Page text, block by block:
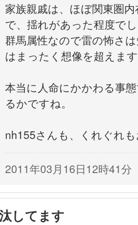
家族親戚は、ほぼ関東圏
で、揺れがあった程度で
群馬属性なので雷の怖さ
はまったく想像を超えま
本当に人命にかかわる事
るかですね。
nh155さんも、くれぐれ
2011年03月16日12時41分
してます